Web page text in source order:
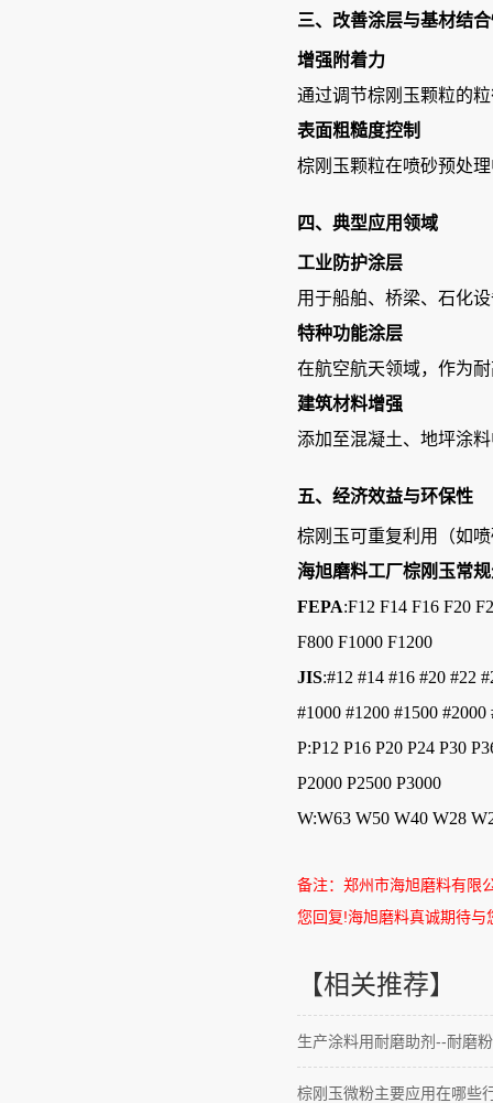
三、改善涂层与基材结
增强附着力
通过调节棕刚玉颗粒的
表面粗糙度控制
棕刚玉颗粒在喷砂预处
四、典型应用领域
工业防护涂层
用于船舶、桥梁、石化
特种功能涂层
在航空航天领域，作为
建筑材料增强
添加至混凝土、地坪涂
五、经济效益与环保性
棕刚玉可重复利用（如
海旭磨料工厂棕刚玉常
FEPA:F12 F14 F16 F20
F800 F1000 F1200
JIS:#12 #14 #16 #20 #22
#1000 #1200 #1500 #2000
P:P12 P16 P20 P24 P30
P2000 P2500 P3000
W:W63 W50 W40 W28
备注：郑州市海旭磨料有限
您回复!海旭磨料真诚期待与
【相关推荐】
生产涂料用耐磨助剂--耐磨粉
棕刚玉微粉主要应用在哪些